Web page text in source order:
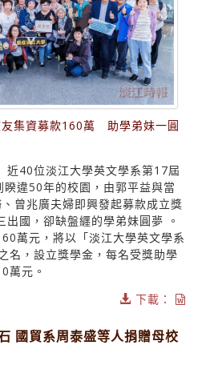
集資募款160萬 助學弟妹一圓
近40位淡江大學英文學系第17屆
違50年的校園，由郭平益與當
曾兆廣夫婦即興發起募款成立獎
國，卻缺盤纒的學弟妹圓夢 。
萬元，將以「淡江大學英文學系
名，設立獎學金，每名受獎助學
萬元。
下載：
國貿系周泰盛等人捐贈母校